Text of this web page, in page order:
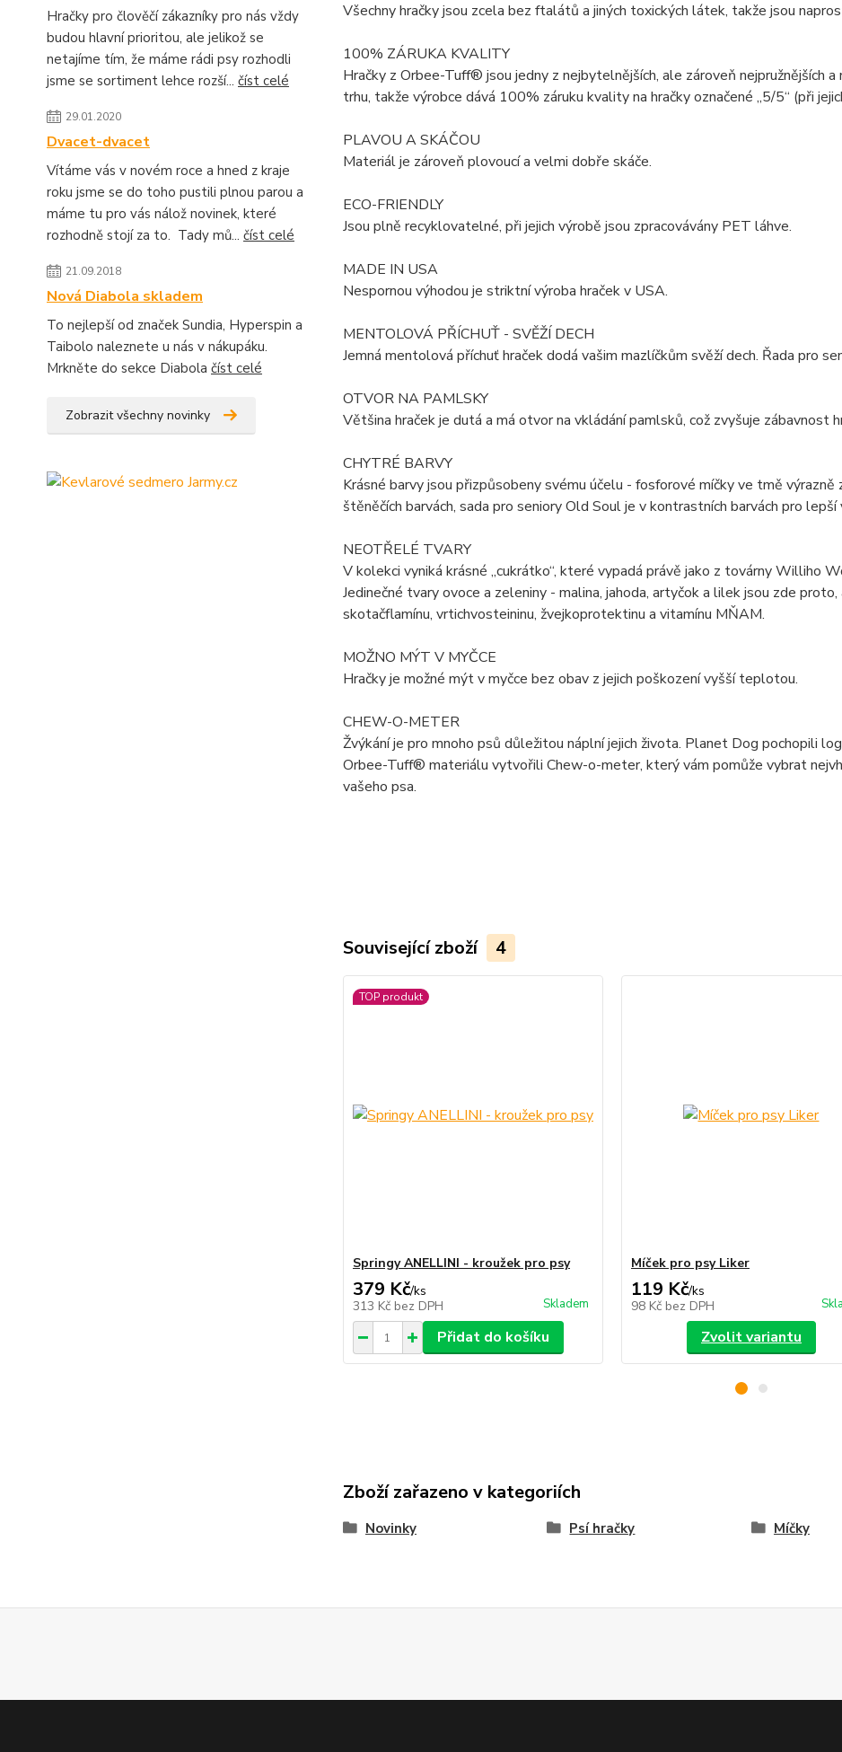
Hračky pro člověčí zákazníky pro nás vždy
budou hlavní prioritou, ale jelikož se
netajíme tím, že máme rádi psy rozhodli
jsme se sortiment lehce rozší... číst celé
29.01.2020
Dvacet-dvacet
Vítáme vás v novém roce a hned z kraje
roku jsme se do toho pustili plnou parou a
máme tu pro vás nálož novinek, které
rozhodně stojí za to. Tady mů... číst celé
21.09.2018
Nová Diabola skladem
To nejlepší od značek Sundia, Hyperspin a
Taibolo naleznete u nás v nákupáku.
Mrkněte do sekce Diabola číst celé
Zobrazit všechny novinky
Všechny hračky jsou zcela bez ftalátů a jiných toxických látek, takže jsou
100% ZÁRUKA KVALITY
Hračky z Orbee-Tuff® jsou jedny z nejbytelnějších, ale zároveň nejpružnějších
trhu, takže výrobce dává 100% záruku kvality na hračky označené „5/5“ (při
PLAVOU A SKÁČOU
Materiál je zároveň plovoucí a velmi dobře skáče.
ECO-FRIENDLY
Jsou plně recyklovatelné, při jejich výrobě jsou zpracovávány PET láhve.
MADE IN USA
Nespornou výhodou je striktní výroba hraček v USA.
MENTOLOVÁ PŘÍCHUŤ - SVĚŽÍ DECH
Jemná mentolová příchuť hraček dodá vašim mazlíčkům svěží dech. Řada pro
OTVOR NA PAMLSKY
Většina hraček je dutá a má otvor na vkládání pamlsků, což zvyšuje zábavnost
CHYTRÉ BARVY
Krásné barvy jsou přizpůsobeny svému účelu - fosforové míčky ve tmě
štěněčích barvách, sada pro seniory Old Soul je v kontrastních barvách pro
NEOTŘELÉ TVARY
V kolekci vyniká krásné „cukrátko“, které vypadá právě jako z továrny Williho
Jedinečné tvary ovoce a zeleniny - malina, jahoda, artyčok a lilek jsou zde
skotačflamínu, vrtichvosteininu, žvejkoprotektinu a vitamínu MŇAM.
MOŽNO MÝT V MYČCE
Hračky je možné mýt v myčce bez obav z jejich poškození vyšší teplotou.
CHEW-O-METER
Žvýkání je pro mnoho psů důležitou náplní jejich života. Planet Dog pochopili
Orbee-Tuff® materiálu vytvořili Chew-o-meter, který vám pomůže vybrat
vašeho psa.
Související zboží 4
TOP produkt
Springy ANELLINI - kroužek pro psy
379 Kč/ks
313 Kč bez DPH Skladem
Přidat do košíku
Míček pro psy Liker
119 Kč/ks
98 Kč bez DPH
Zvolit variantu
Zboží zařazeno v kategoriích
Novinky Psí hračky Míčky